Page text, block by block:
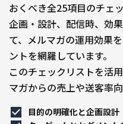
おくべき全25項目のチェ
企画・設計、配信時、効
て、メルマガの運用効果
ントを網羅しています。
このチェックリストを活
マガからの売上や送客率
目的の明確化と企画設計